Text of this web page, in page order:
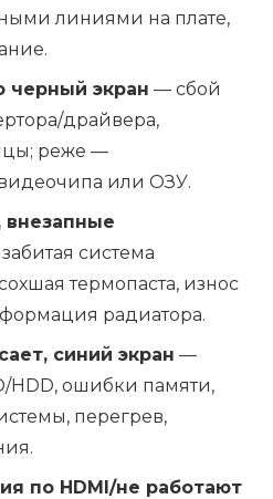
линиями на плате,
черный экран — сбой
драйвера,
реже —
или ОЗУ.
система
термопаста, износ
радиатора.
синий экран —
HDD, ошибки памяти,
перегрев,
по HDMI/не работают